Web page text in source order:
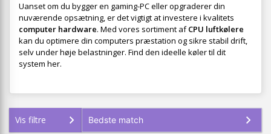
Uanset om du bygger en gaming-PC eller opgraderer din
nuværende opsætning, er det vigtigt at investere i kvalitets
computer hardware. Med vores sortiment afCPU luftkølere
kan du optimere din computers præstation og sikre stabil drift,
selv under høje belastninger. Find den ideelle køler til dit
system her.
Vis filtre